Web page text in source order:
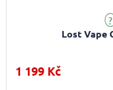
Lost Vape
Průměrné hodnocení
1 199 Kč